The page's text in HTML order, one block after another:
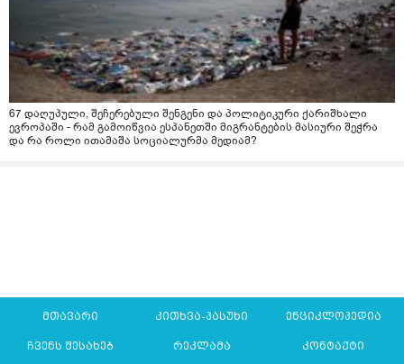
67 დაღუპული, შეჩერებული შენგენი და პოლიტიკური ქარიშხალი
ევროპაში - რამ გამოიწვია ესპანეთში მიგრანტების მასიური შეჭრა
და რა როლი ითამაშა სოციალურმა მედიამ?
მთავარი კითხვა-პასუხი ენციკლოპედია
ჩვენს შესახებ რეკლამა კონტაქტი